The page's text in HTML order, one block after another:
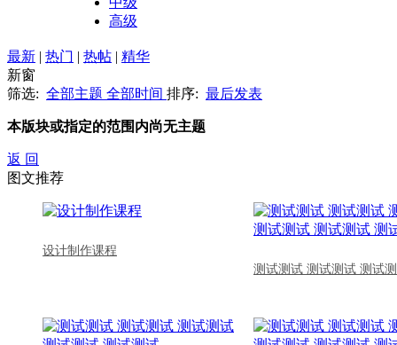
高级
最新 | 热门 | 热帖 | 精华
新窗
筛选: 全部主题 全部时间 排序: 最后发表
本版块或指定的范围内尚无主题
返 回
图文推荐
设计制作课程
测试测试 测试测试 测试